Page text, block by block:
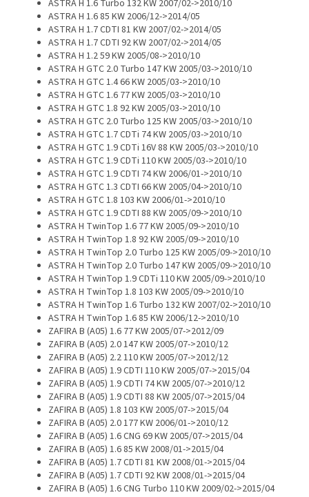
ASTRA H 1.6 Turbo 132 KW 2007/02->2010/10
ASTRA H 1.6 85 KW 2006/12->2014/05
ASTRA H 1.7 CDTI 81 KW 2007/02->2014/05
ASTRA H 1.7 CDTI 92 KW 2007/02->2014/05
ASTRA H 1.2 59 KW 2005/08->2010/10
ASTRA H GTC 2.0 Turbo 147 KW 2005/03->2010/10
ASTRA H GTC 1.4 66 KW 2005/03->2010/10
ASTRA H GTC 1.6 77 KW 2005/03->2010/10
ASTRA H GTC 1.8 92 KW 2005/03->2010/10
ASTRA H GTC 2.0 Turbo 125 KW 2005/03->2010/10
ASTRA H GTC 1.7 CDTi 74 KW 2005/03->2010/10
ASTRA H GTC 1.9 CDTi 16V 88 KW 2005/03->2010/10
ASTRA H GTC 1.9 CDTi 110 KW 2005/03->2010/10
ASTRA H GTC 1.9 CDTI 74 KW 2006/01->2010/10
ASTRA H GTC 1.3 CDTI 66 KW 2005/04->2010/10
ASTRA H GTC 1.8 103 KW 2006/01->2010/10
ASTRA H GTC 1.9 CDTI 88 KW 2005/09->2010/10
ASTRA H TwinTop 1.6 77 KW 2005/09->2010/10
ASTRA H TwinTop 1.8 92 KW 2005/09->2010/10
ASTRA H TwinTop 2.0 Turbo 125 KW 2005/09->2010/10
ASTRA H TwinTop 2.0 Turbo 147 KW 2005/09->2010/10
ASTRA H TwinTop 1.9 CDTi 110 KW 2005/09->2010/10
ASTRA H TwinTop 1.8 103 KW 2005/09->2010/10
ASTRA H TwinTop 1.6 Turbo 132 KW 2007/02->2010/10
ASTRA H TwinTop 1.6 85 KW 2006/12->2010/10
ZAFIRA B (A05) 1.6 77 KW 2005/07->2012/09
ZAFIRA B (A05) 2.0 147 KW 2005/07->2010/12
ZAFIRA B (A05) 2.2 110 KW 2005/07->2012/12
ZAFIRA B (A05) 1.9 CDTI 110 KW 2005/07->2015/04
ZAFIRA B (A05) 1.9 CDTI 74 KW 2005/07->2010/12
ZAFIRA B (A05) 1.9 CDTI 88 KW 2005/07->2015/04
ZAFIRA B (A05) 1.8 103 KW 2005/07->2015/04
ZAFIRA B (A05) 2.0 177 KW 2006/01->2010/12
ZAFIRA B (A05) 1.6 CNG 69 KW 2005/07->2015/04
ZAFIRA B (A05) 1.6 85 KW 2008/01->2015/04
ZAFIRA B (A05) 1.7 CDTI 81 KW 2008/01->2015/04
ZAFIRA B (A05) 1.7 CDTI 92 KW 2008/01->2015/04
ZAFIRA B (A05) 1.6 CNG Turbo 110 KW 2009/02->2015/04